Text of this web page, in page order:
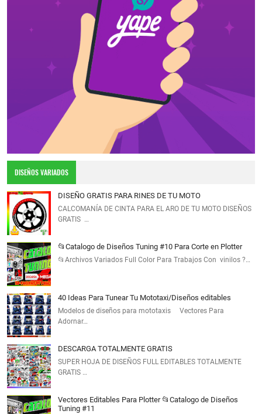
DISEÑOS VARIADOS
DISEÑO GRATIS PARA RINES DE TU MOTO
CALCOMANÍA DE CINTA PARA EL ARO DE TU MOTO DISEÑOS
GRATIS …
📂Catalogo de Diseños Tuning #10 Para Corte en Plotter
📂Archivos Variados Full Color Para Trabajos Con vinilos ?…
40 Ideas Para Tunear Tu Mototaxi/Diseños editables
Modelos de diseños para mototaxis Vectores Para
Adornar…
DESCARGA TOTALMENTE GRATIS
SUPER HOJA DE DISEÑOS FULL EDITABLES TOTALMENTE
GRATIS …
Vectores Editables Para Plotter 📂Catalogo de Diseños
Tuning #11